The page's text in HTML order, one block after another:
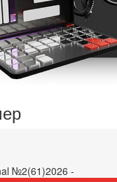
№2(61)2026 -